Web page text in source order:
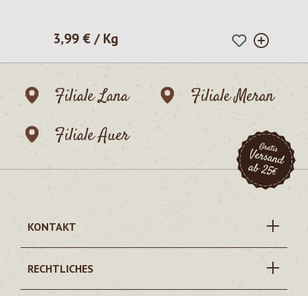
Regulärer Preis:
3,99 € / Kg
Filiale Lana
Filiale Meran
Filiale Auer
KONTAKT
RECHTLICHES